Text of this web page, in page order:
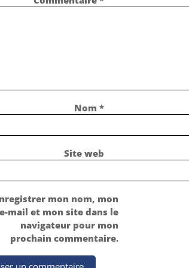
Nom *
Site web
mon nom, mon
e-mail et mon site dans le
navigateur pour mon
prochain commentaire.